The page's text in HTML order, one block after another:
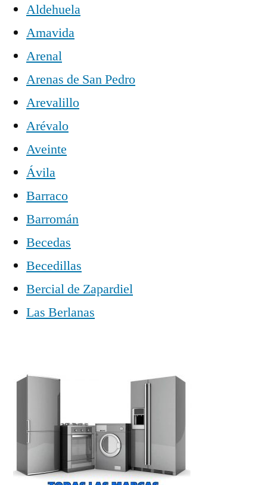
Aldehuela
Amavida
Arenal
Arenas de San Pedro
Arevalillo
Arévalo
Aveinte
Ávila
Barraco
Barromán
Becedas
Becedillas
Bercial de Zapardiel
Las Berlanas